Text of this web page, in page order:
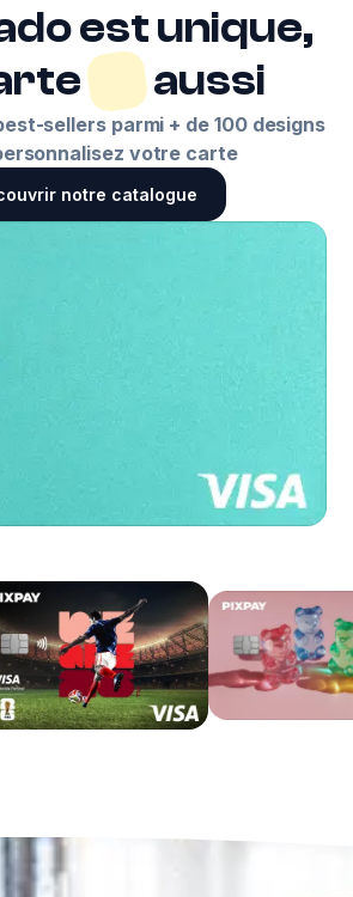
est unique,
aussi
sellers parmi + de 100 designs
votre carte
notre catalogue